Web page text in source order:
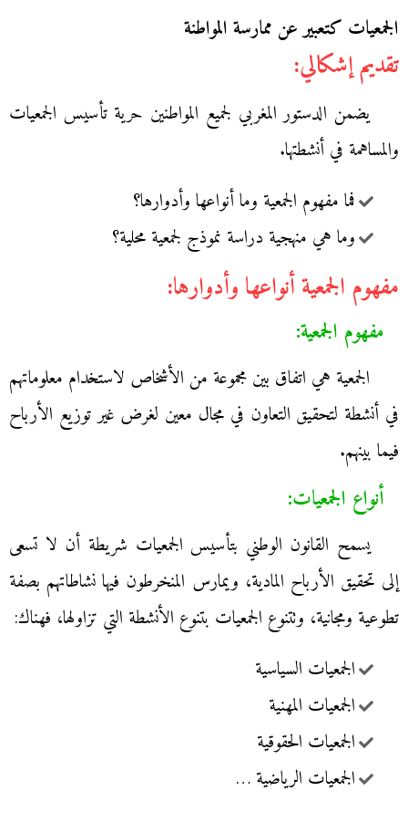
الجمعيات كتعبير عن ممارسة المواطنة
تقديم إشكالي:
يضمن الدستور المغربي لجميع المواطنين حرية تأسيس الجمعيات
والمساهمة في أنشطتها.
فما مفهوم الجمعية وما أنواعها وأدوارها؟
وما هي منهجية دراسة نموذج لجمعية محلية؟
مفهوم الجمعية أنواعها وأدوارها:
مفهوم الجمعية:
الجمعية هي اتفاق بين مجموعة من الأشخاص لاستخدام معلوماتهم
في أنشطة لتحقيق التعاون في مجال معين لغرض غير توزيع الأرباح
فيما بينهم.
أنواع الجمعيات:
يسمح القانون الوطني بتأسيس الجمعيات شريطة أن لا تسعى
إلى تحقيق الأرباح المادية، ويمارس المنخرطون فيها نشاطاتهم بصفة
تطوعية ومجانية، وتتنوع الجمعيات بتنوع الأنشطة التي تزاولها، فهناك:
الجمعيات السياسية
الجمعيات المهنية
الجمعيات الحقوقية
الجمعيات الرياضية …